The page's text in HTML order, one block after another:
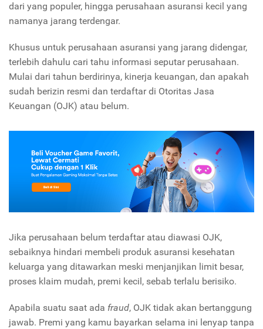
dari yang populer, hingga perusahaan asuransi kecil yang
namanya jarang terdengar.
Khusus untuk perusahaan asuransi yang jarang didengar,
terlebih dahulu cari tahu informasi seputar perusahaan.
Mulai dari tahun berdirinya, kinerja keuangan, dan apakah
sudah berizin resmi dan terdaftar di Otoritas Jasa
Keuangan (OJK) atau belum.
Jika perusahaan belum terdaftar atau diawasi OJK,
sebaiknya hindari membeli produk asuransi kesehatan
keluarga yang ditawarkan meski menjanjikan limit besar,
proses klaim mudah, premi kecil, sebab terlalu berisiko.
Apabila suatu saat ada fraud, OJK tidak akan bertanggung
jawab. Premi yang kamu bayarkan selama ini lenyap tanpa